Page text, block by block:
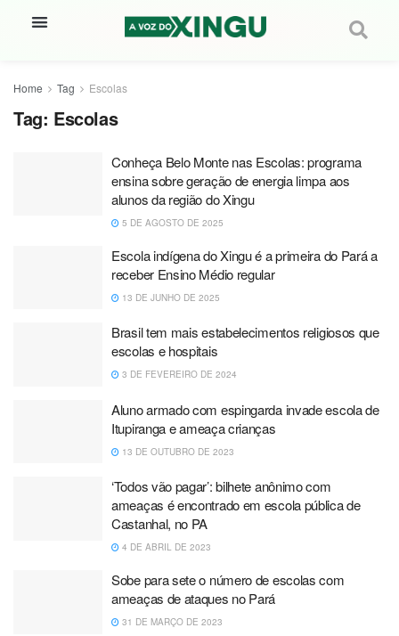
Home Tag Escolas
Tag: Escolas
Conheça Belo Monte nas Escolas: programa
ensina sobre geração de energia limpa aos
alunos da região do Xingu
5 DE AGOSTO DE 2025
Escola indígena do Xingu é a primeira do Pará a
receber Ensino Médio regular
13 DE JUNHO DE 2025
Brasil tem mais estabelecimentos religiosos que
escolas e hospitais
3 DE FEVEREIRO DE 2024
Aluno armado com espingarda invade escola de
Itupiranga e ameaça crianças
13 DE OUTUBRO DE 2023
‘Todos vão pagar’: bilhete anônimo com
ameaças é encontrado em escola pública de
Castanhal, no PA
4 DE ABRIL DE 2023
Sobe para sete o número de escolas com
ameaças de ataques no Pará
31 DE MARÇO DE 2023